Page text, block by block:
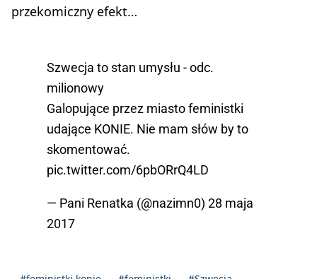
przekomiczny efekt…
Szwecja to stan umysłu - odc.
milionowy
Galopujące przez miasto feministki
udające KONIE. Nie mam słów by to
skomentować.
pic.twitter.com/6pbORrQ4LD
— Pani Renatka (@nazimn0) 28 maja
2017